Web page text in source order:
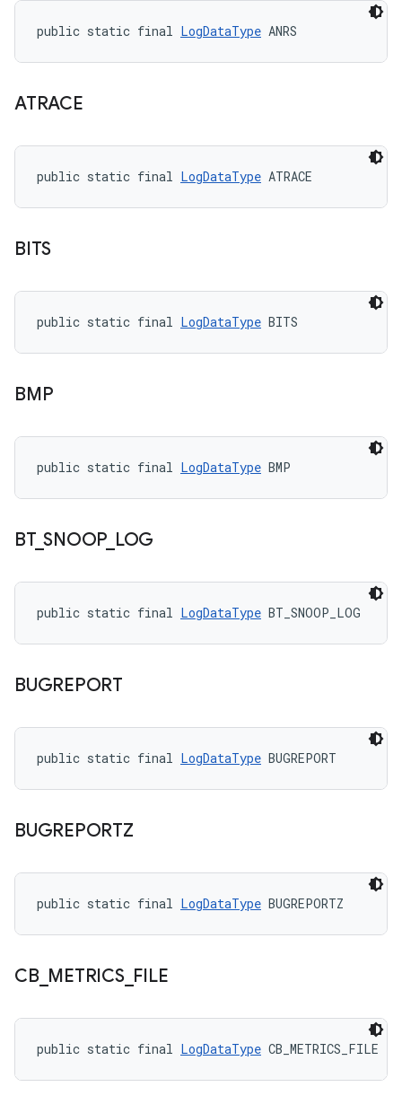
public static final LogDataType ANRS
ATRACE
public static final LogDataType ATRACE
BITS
public static final LogDataType BITS
BMP
public static final LogDataType BMP
BT_SNOOP_ LOG
public static final LogDataType BT_SNOOP_LOG
BUGREPORT
public static final LogDataType BUGREPORT
BUGREPORTZ
public static final LogDataType BUGREPORTZ
CB_ METRICS_ FILE
public static final LogDataType CB_METRICS_FILE